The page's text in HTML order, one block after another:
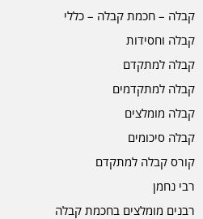
קבלה – חכמת קבלה – כללי
קבלה וחסידות
קבלה למתקדם
קבלה למתקדמים
קבלה מומלצים
קבלה סיכומים
קורס קבלה למתקדם
רבי נחמן
רבנים מומלצים בחכמת קבלה